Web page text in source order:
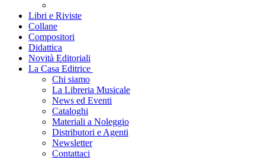
Libri e Riviste
Collane
Compositori
Didattica
Novità Editoriali
La Casa Editrice
Chi siamo
La Libreria Musicale
News ed Eventi
Cataloghi
Materiali a Noleggio
Distributori e Agenti
Newsletter
Contattaci